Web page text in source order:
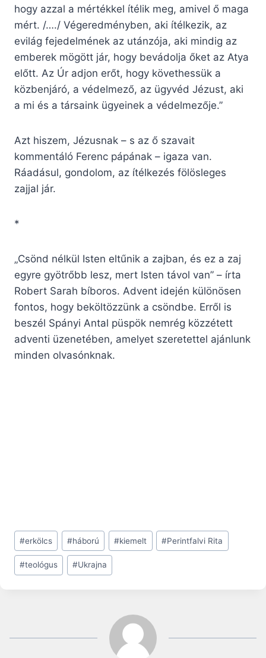
hogy azzal a mértékkel ítélik meg, amivel ő maga
mért. /…./ Végeredményben, aki ítélkezik, az
evilág fejedelmének az utánzója, aki mindig az
emberek mögött jár, hogy bevádolja őket az Atya
előtt. Az Úr adjon erőt, hogy követhessük a
közbenjáró, a védelmező, az ügyvéd Jézust, aki
a mi és a társaink ügyeinek a védelmezője.”
Azt hiszem, Jézusnak – s az ő szavait
kommentáló Ferenc pápának – igaza van.
Ráadásul, gondolom, az ítélkezés fölösleges
zajjal jár.
*
„Csönd nélkül Isten eltűnik a zajban, és ez a zaj
egyre gyötrőbb lesz, mert Isten távol van” – írta
Robert Sarah bíboros. Advent idején különösen
fontos, hogy beköltözzünk a csöndbe. Erről is
beszél Spányi Antal püspök nemrég közzétett
adventi üzenetében, amelyet szeretettel ajánlunk
minden olvasónknak.
Post
Tags:
#erkölcs #háború #kiemelt #Perintfalvi Rita
#teológus #Ukrajna